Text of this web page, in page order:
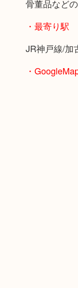
骨董品など
・最寄り駅
JR神戸線/加
・